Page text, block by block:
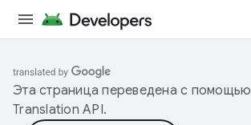
Эта страница переведена с помощью
Translation API.